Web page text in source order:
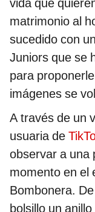
matrimonio al
sucedido con
Juniors que se
para
imágenes se
A través de un
usuaria de
observar a una
momento en el
Bombonera.
bolsillo un